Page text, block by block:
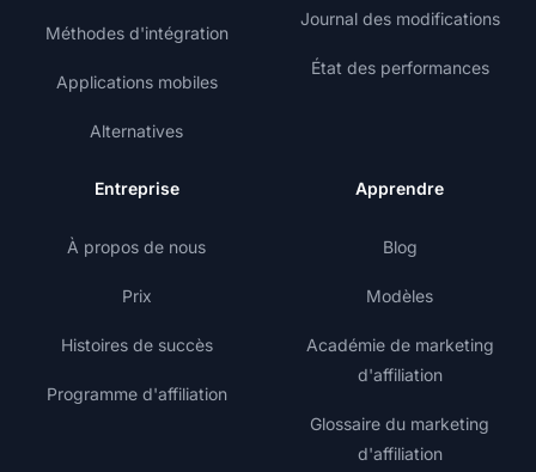
Méthodes d'intégration
Applications mobiles
Alternatives
Journal des modifications
État des performances
Entreprise
À propos de nous
Prix
Histoires de succès
Programme d'affiliation
Apprendre
Blog
Modèles
Académie de marketing
d'affiliation
Glossaire du marketing
d'affiliation